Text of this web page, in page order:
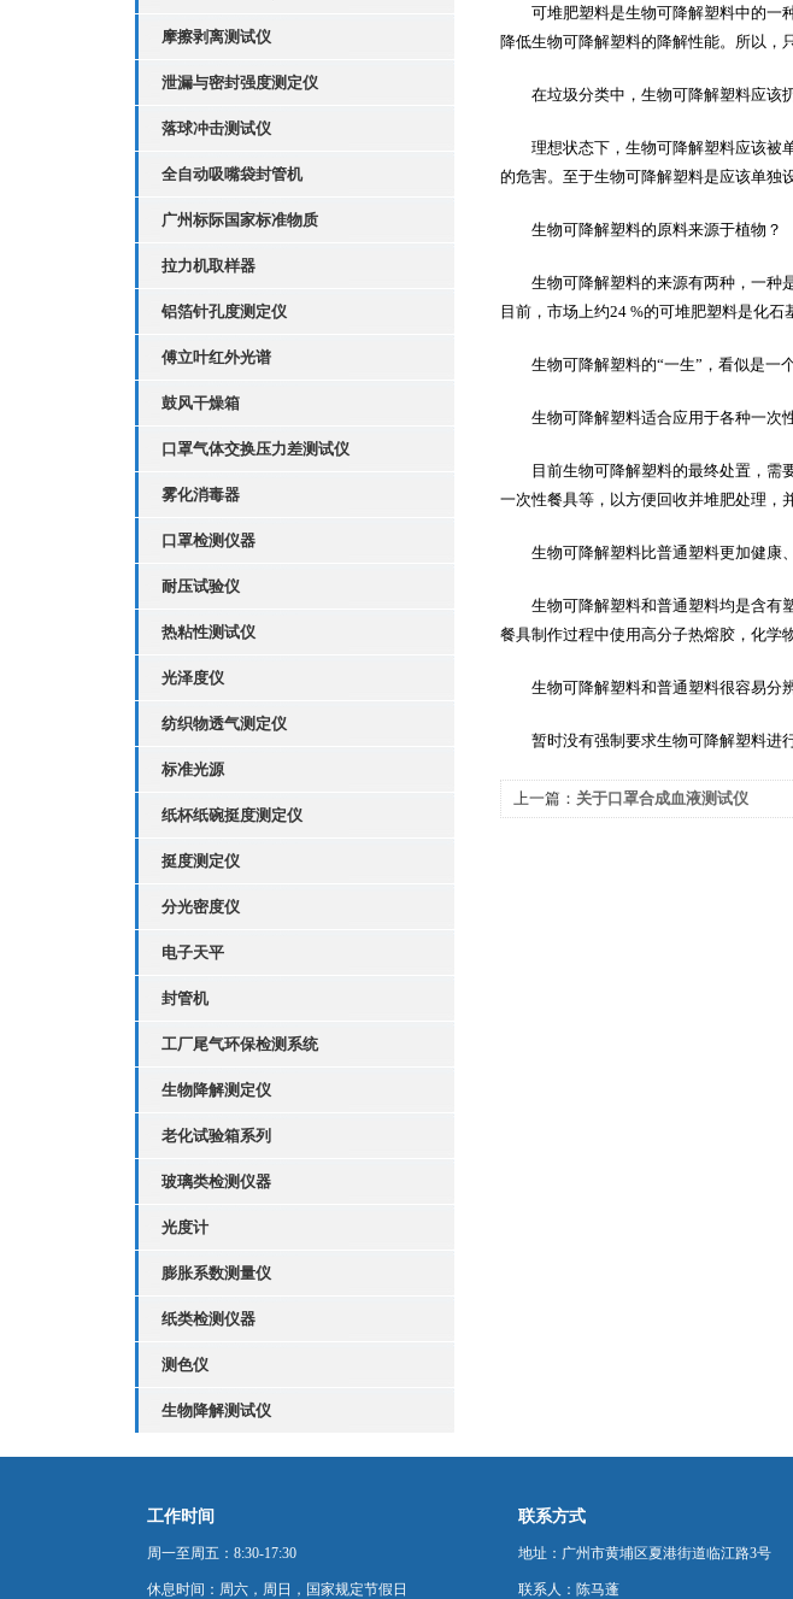
摩擦剥离测试仪
泄漏与密封强度测定仪
落球冲击测试仪
全自动吸嘴袋封管机
广州标际国家标准物质
拉力机取样器
铝箔针孔度测定仪
傅立叶红外光谱
鼓风干燥箱
口罩气体交换压力差测试仪
雾化消毒器
口罩检测仪器
耐压试验仪
热粘性测试仪
光泽度仪
纺织物透气测定仪
标准光源
纸杯纸碗挺度测定仪
挺度测定仪
分光密度仪
电子天平
封管机
工厂尾气环保检测系统
生物降解测定仪
老化试验箱系列
玻璃类检测仪器
光度计
膨胀系数测量仪
纸类检测仪器
测色仪
生物降解测试仪
可堆肥塑料是生物可降解塑料中的一种
降低生物可降解塑料的降解性能。所以，
在垃圾分类中，生物可降解塑料应该
理想状态下，生物可降解塑料应该被单
的危害。至于生物可降解塑料是应该单独
生物可降解塑料的原料来源于植物？
生物可降解塑料的来源有两种，一种是
目前，市场上约24 %的可堆肥塑料是化石
生物可降解塑料的“一生”，看似是一个
生物可降解塑料适合应用于各种一次
目前生物可降解塑料的最终处置，需要
一次性餐具等，以方便回收并堆肥处理，
生物可降解塑料比普通塑料更加健康
生物可降解塑料和普通塑料均是含有塑
餐具制作过程中使用高分子热熔胶，化学
生物可降解塑料和普通塑料很容易分
暂时没有强制要求生物可降解塑料进行
上一篇： 关于口罩合成血液测试仪
工作时间
周一至周五：8:30-17:30
休息时间：周六，周日，国家规定节假日
联系方式
地址：广州市黄埔区夏港街道临江路3号
联系人：陈马蓬